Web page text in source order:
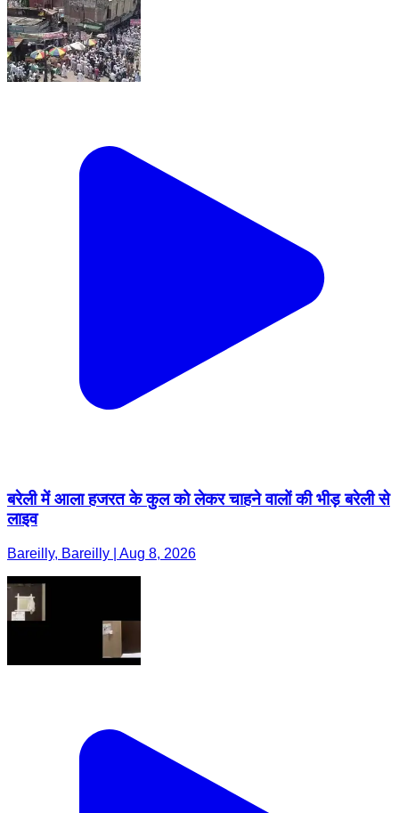
बरेली में आला हजरत के कुल को लेकर चाहने वालों की भीड़ बरेली से
लाइव
Bareilly, Bareilly | Aug 8, 2026